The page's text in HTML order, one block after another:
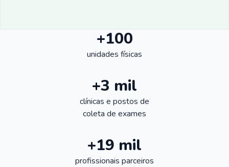
+100
unidades físicas
+3 mil
clínicas e postos de
coleta de exames
+19 mil
profissionais parceiros